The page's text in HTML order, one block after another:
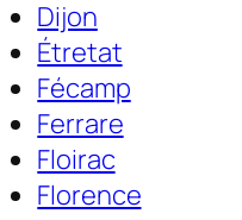
Dijon
Étretat
Fécamp
Ferrare
Floirac
Florence